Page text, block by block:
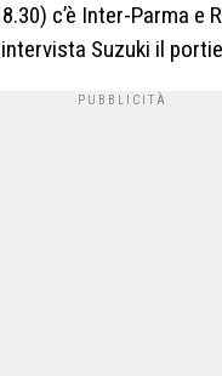
c’è Inter-Parma e
Suzuki il